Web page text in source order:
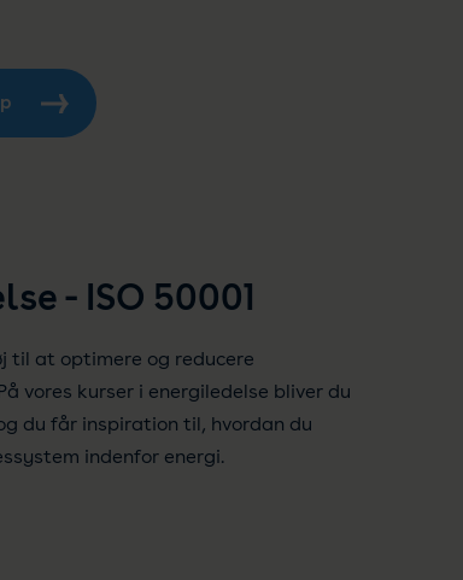
- ISO 50001
til at optimere og reducere
vores kurser i energiledelse bliver du
du får inspiration til, hvordan du
indenfor energi.